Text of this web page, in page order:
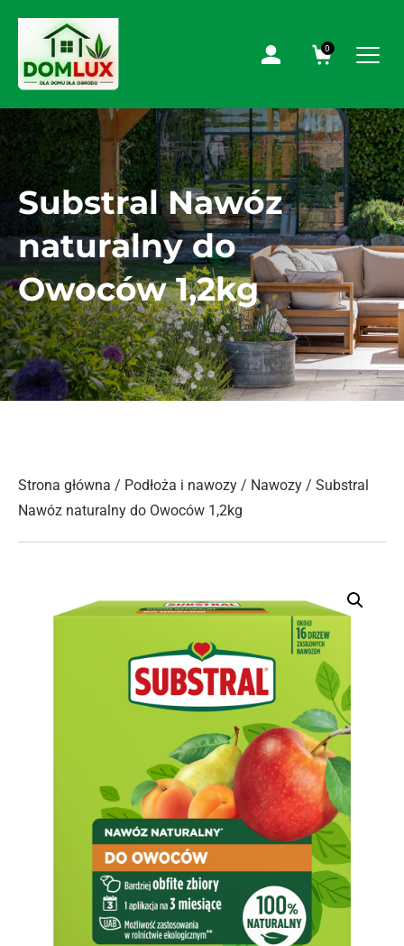
0
Substral Nawóz
naturalny do
Owoców 1,2kg
Strona główna / Podłoża i nawozy / Nawozy / Substral
Nawóz naturalny do Owoców 1,2kg